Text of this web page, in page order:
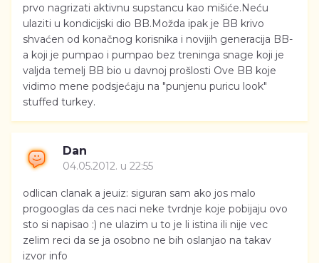
prvo nagrizati aktivnu supstancu kao mišiće.Neću
ulaziti u kondicijski dio BB.Možda ipak je BB krivo
shvaćen od konačnog korisnika i novijih generacija BB-
a koji je pumpao i pumpao bez treninga snage koji je
valjda temelj BB bio u davnoj prošlosti Ove BB koje
vidimo mene podsjećaju na "punjenu puricu look"
stuffed turkey.
Dan
04.05.2012. u 22:55
odlican clanak a jeuiz: siguran sam ako jos malo
progooglas da ces naci neke tvrdnje koje pobijaju ovo
sto si napisao :) ne ulazim u to je li istina ili nije vec
zelim reci da se ja osobno ne bih oslanjao na takav
izvor info